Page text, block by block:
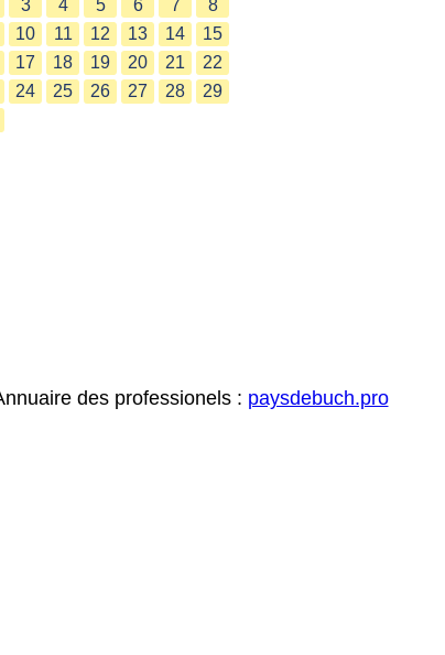
3 4 5 6 7
8
10 11 12 13 14
15
17 18 19 20 21
22
24 25 26 27 28
29
des professionels : paysdebuch.pro